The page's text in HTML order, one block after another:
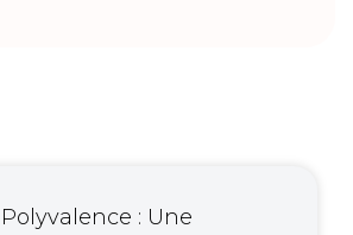
Polyvalence : Une